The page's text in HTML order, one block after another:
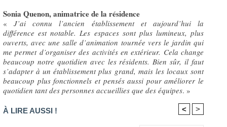
Sonia Quenon, animatrice de la résidence
« J’ai connu l’ancien établissement et aujourd’hui la
différence est notable. Les espaces sont plus lumineux, plus
ouverts, avec une salle d’animation tournée vers le jardin qui
me permet d’organiser des activités en extérieur. Cela change
beaucoup notre quotidien avec les résidents. Bien sûr, il faut
s’adapter à un établissement plus grand, mais les locaux sont
beaucoup plus fonctionnels et pensés aussi pour améliorer le
quotidien tant des personnes accueillies que des équipes. »
À LIRE AUSSI ! < >